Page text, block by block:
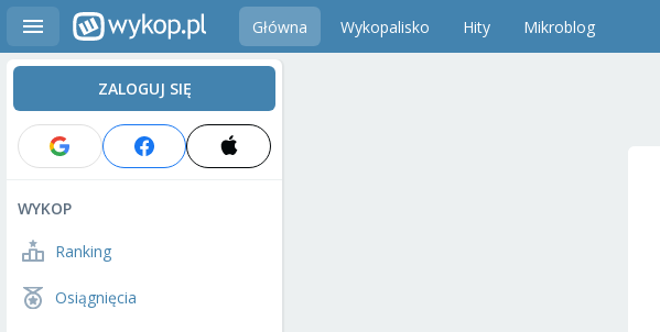
Główna Wykopalisko Hity Mikroblog
ZALOGUJ SIĘ
WYKOP
Ranking
Osiągnięcia